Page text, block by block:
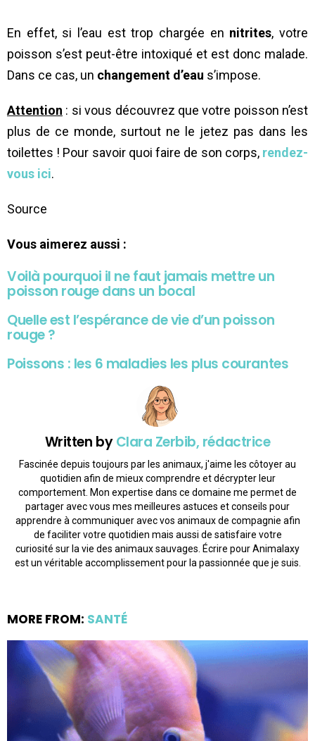
En effet, si l’eau est trop chargée en nitrites, votre
poisson s’est peut-être intoxiqué et est donc malade.
Dans ce cas, un changement d’eau s’impose.
Attention : si vous découvrez que votre poisson n’est
plus de ce monde, surtout ne le jetez pas dans les
toilettes ! Pour savoir quoi faire de son corps, rendez-
vous ici.
Source
Vous aimerez aussi :
Voilà pourquoi il ne faut jamais mettre un
poisson rouge dans un bocal
Quelle est l’espérance de vie d’un poisson
rouge ?
Poissons : les 6 maladies les plus courantes
Written byClara Zerbib, rédactrice
Fascinée depuis toujours par les animaux, j'aime les côtoyer au
quotidien afin de mieux comprendre et décrypter leur
comportement. Mon expertise dans ce domaine me permet de
partager avec vous mes meilleures astuces et conseils pour
apprendre à communiquer avec vos animaux de compagnie afin
de faciliter votre quotidien mais aussi de satisfaire votre
curiosité sur la vie des animaux sauvages. Écrire pour Animalaxy
est un véritable accomplissement pour la passionnée que je suis.
MORE FROM: SANTÉ